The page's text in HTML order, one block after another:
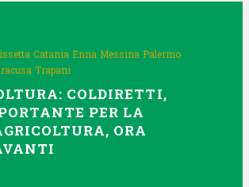
Catania Enna Messina Palermo
Trapani
COLDIRETTI,
PER LA
ORA